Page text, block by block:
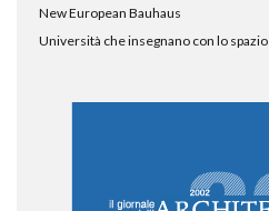
New European Bauhaus
Università che insegnano con lo spazio